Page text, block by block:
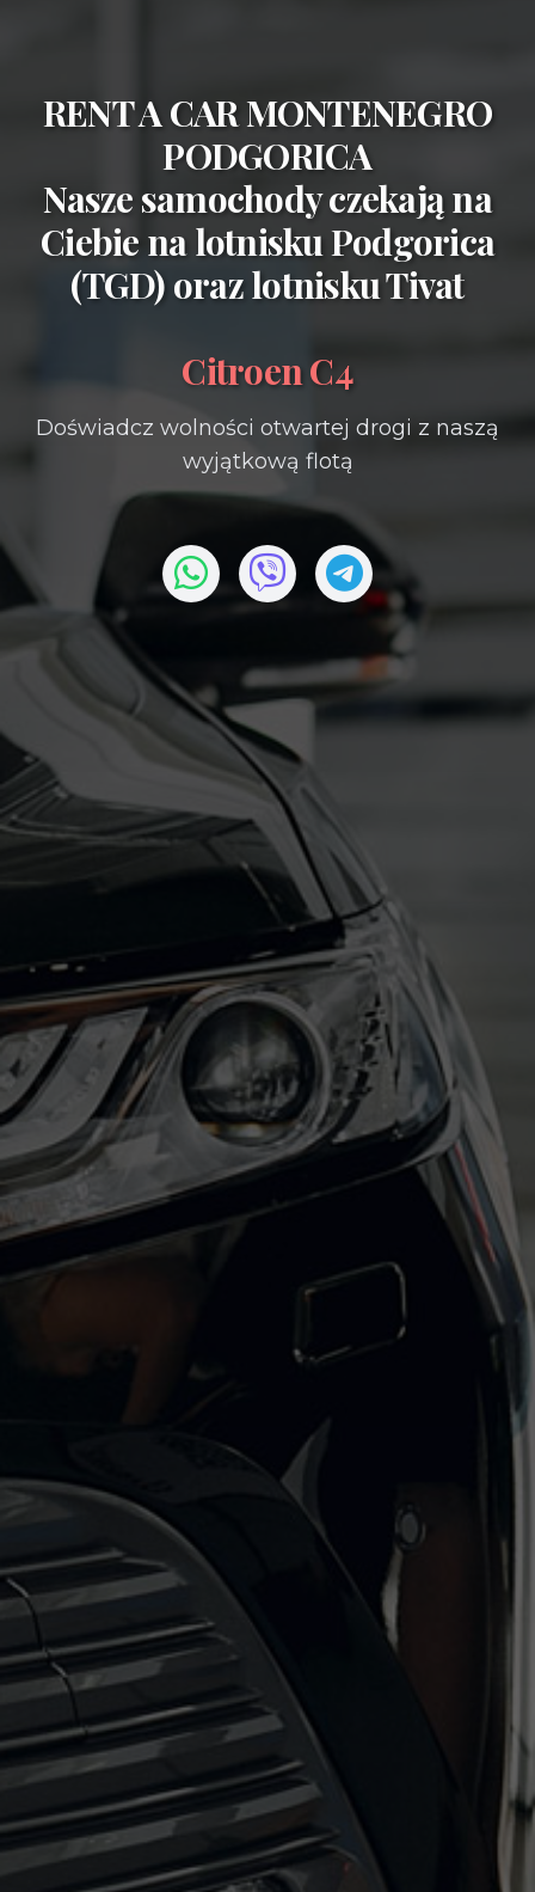
RENT A CAR MONTENEGRO
PODGORICA
Nasze samochody czekają na
Ciebie nalotnisku Podgorica
(TGD) orazlotnisku Tivat
Citroen C4
Doświadcz wolności otwartej drogi z naszą
wyjątkową flotą